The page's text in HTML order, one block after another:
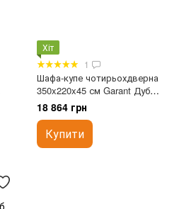
Хіт
1
Шафа-купе чотирьохдверна
350x220x45 см Garant Дуб
крафт золотой
18 864 грн
Купити